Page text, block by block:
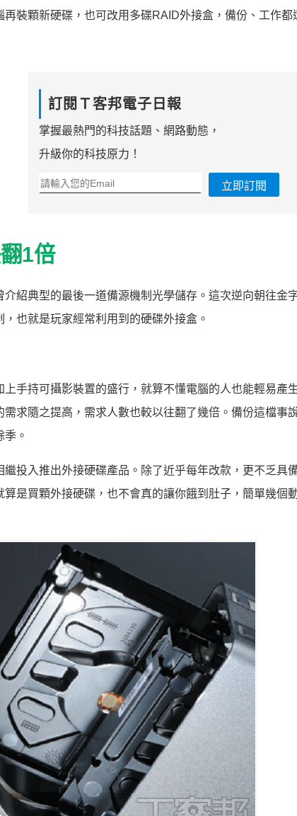
裝顆新硬碟，也可改用多碟RAID外接盒，備份、工作都
訂閱Ｔ客邦電子日報
掌握最熱門的科技話題、網路動態，
升級你的科技原力！
立即訂閱
1倍
紹典型的最後一道備源機制光學儲存。這次逆向朝往金
也就是玩家經常利用到的硬碟外接盒。
手持可攝影裝置的盛行，就算不懂電腦的人也能輕易產
求隨之提高，需求人數也較以往翻了幾倍。備份這檔事
。
投入推出外接硬碟產品。除了近乎每年改款，更不乏具
是買顆外接硬碟，也不會真的讓你餓到肚子，簡單幾個